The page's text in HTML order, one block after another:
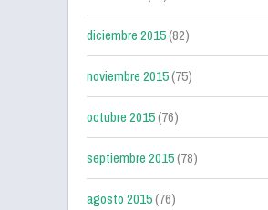
diciembre 2015(82)
noviembre 2015(75)
octubre 2015(76)
septiembre 2015(78)
agosto 2015(76)